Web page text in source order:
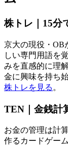
株トレ｜15分
京大の現役・OB
しい専門用語を
みを直感的に理
金に興味を持ち
株トレを見る 。
TEN｜金銭計
お金の管理は計
作るカードゲー